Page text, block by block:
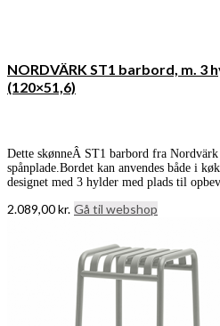
NORDVÄRK ST1 barbord, m. 3
(120×51,6)
Dette skønneÂ ST1 barbord fra
spånplade.Bordet kan anvendes både i
designet med 3 hylder med plads til
2.089,00kr. Gå til webshop